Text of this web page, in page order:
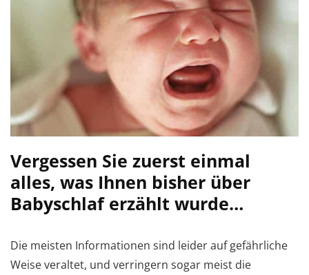
Vergessen Sie zuerst einmal
alles, was Ihnen bisher über
Babyschlaf erzählt wurde…
Die meisten Informationen sind leider auf gefährliche
Weise veraltet, und verringern sogar meist die